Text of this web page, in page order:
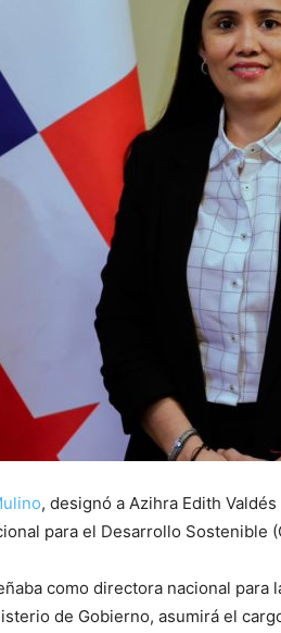
, designó a Azihra Edith
para el Desarrollo Sostenible
como directora nacional para
de Gobierno, asumirá el